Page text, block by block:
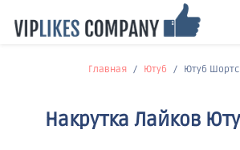
Главная Ютуб Ютуб
Накрутка Лайков